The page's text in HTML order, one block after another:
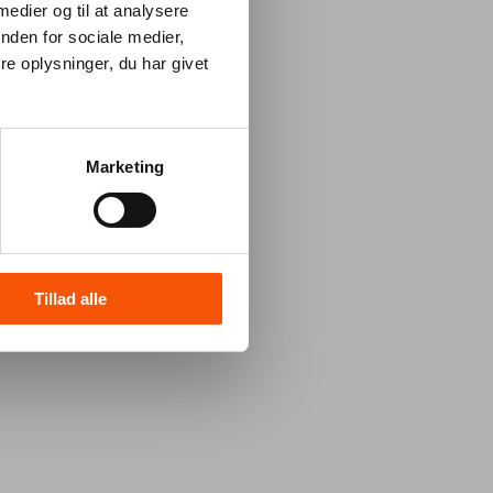
og til at analysere
for sociale medier,
oplysninger, du har givet
Marketing
Tillad alle